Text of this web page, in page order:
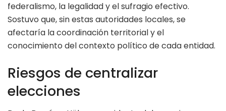
federalismo, la legalidad y el sufragio efectivo.
Sostuvo que, sin estas autoridades locales, se
afectaría la coordinación territorial y el
conocimiento del contexto político de cada entidad.
Riesgos de centralizar
elecciones